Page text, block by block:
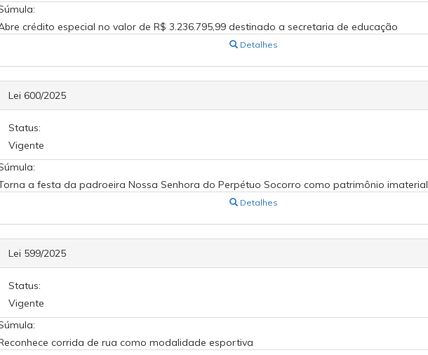
crédito especial no valor de R$ 3.236.795,99 destinado a secretaria de educação
Detalhes
Lei 600/2025
Status:
Vigente
a festa da padroeira Nossa Senhora do Perpétuo Socorro como patrimônio imaterial
Detalhes
Lei 599/2025
Status:
Vigente
corrida de rua como modalidade esportiva